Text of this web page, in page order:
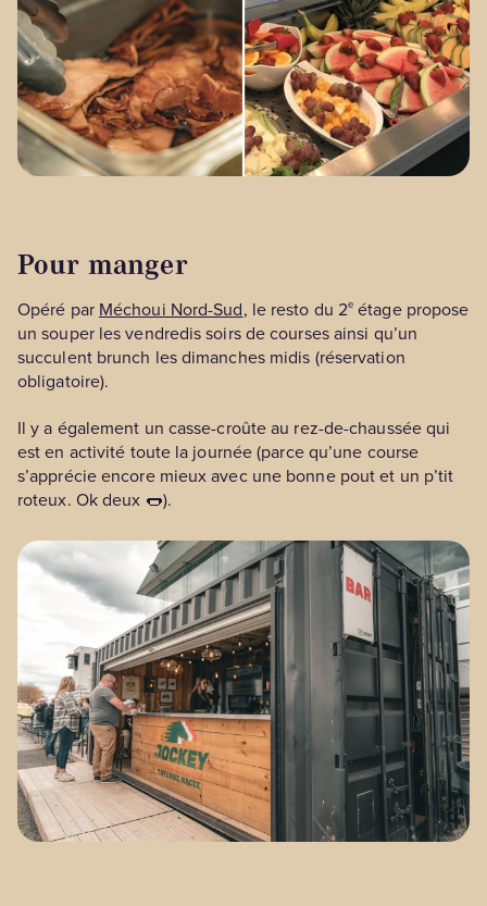
Pour manger
Opéré par Méchoui Nord-Sud, le resto du 2e étage propose
un souper les vendredis soirs de courses ainsi qu’un
succulent brunch les dimanches midis (réservation
obligatoire).
Il y a également un casse-croûte au rez-de-chaussée qui
est en activité toute la journée (parce qu’une course
s’apprécie encore mieux avec une bonne pout et un p’tit
roteux. Ok deux 🌭).